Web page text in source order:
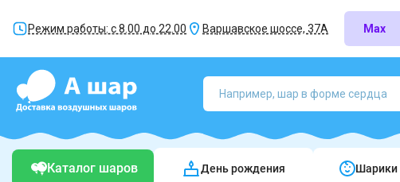
Режим работы: с 8.00 до 22.00 Варшавское шоссе, 37А Max
Каталог шаров День рождения Шарики